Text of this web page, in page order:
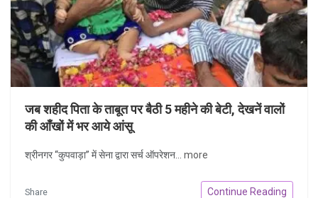
जब शहीद पिता के ताबूत पर बैठी 5 महीने की बेटी, देखनें वालों
की आँखों में भर आये आंसू
श्रीनगर “कुपवाड़ा” में सेना द्वारा सर्च ऑपरेशन... more
Share Continue Reading